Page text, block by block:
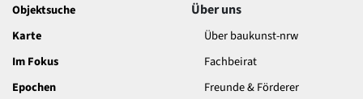
Objektsuche
Karte
Im Fokus
Epochen
Über uns
Über baukunst-nrw
Fachbeirat
Freunde & Förderer